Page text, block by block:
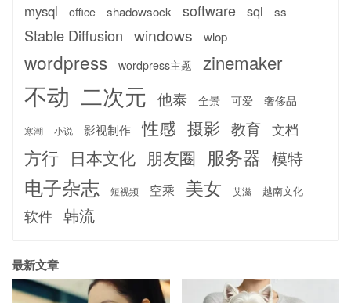
mysql office shadowsock software sql ss
Stable Diffusion windows wlop
wordpress wordpress主题 zinemaker
不动 二次元 他泰 全景 可爱 奢侈品
寒潮 小说 影视制作 性感 摄影 教育 文档
方行 日本文化 朋友圈 服务器 模特
电子杂志 短视频 空乘 美女 艾滋 越南文化
软件 韩流
最新文章